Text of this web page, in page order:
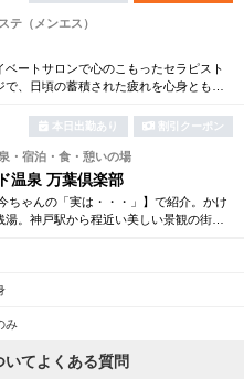
有資格者在籍
女性スタッフのみ
Ｗセラピスト
を変更
テ（メンエス）
ートサロンで心のこもったセラピスト
、日頃の蓄積された疲れを心身ともに
本日出勤あり 割引クーポン
・宿泊・食・憩いの場
温泉 万葉倶楽部
ちゃんの「実は・・・」】で紹介。かけ
。神戸駅から程近い美しい景観の街に
み
てよくある質問